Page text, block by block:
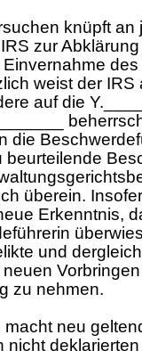
knüpft an
zur
weist der IRS
auf die
die
überein.
Erkenntnis,
und
zu nehmen.
neu
nicht